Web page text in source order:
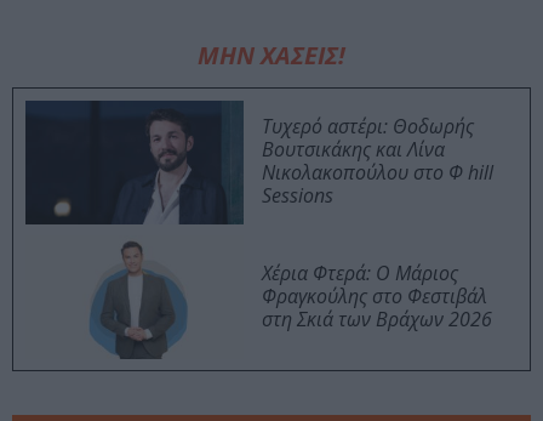
ΜΗΝ ΧΑΣΕΙΣ!
Τυχερό αστέρι: Θοδωρής
Βουτσικάκης και Λίνα
Νικολακοπούλου στο Φ hill
Sessions
Χέρια Φτερά: Ο Μάριος
Φραγκούλης στο Φεστιβάλ
στη Σκιά των Βράχων 2026